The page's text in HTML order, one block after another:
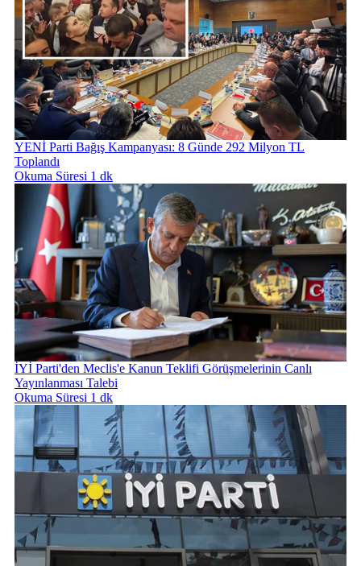
YENİ Parti Bağış Kampanyası: 8 Günde 292 Milyon TL
Toplandı
Okuma Süresi 1 dk
İYİ Parti'den Meclis'e Kanun Teklifi Görüşmelerinin Canlı
Yayınlanması Talebi
Okuma Süresi 1 dk